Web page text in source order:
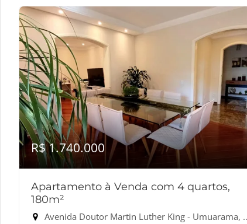
R$ 1.740.000
Apartamento à Venda com 4 quartos,
180m²
Avenida Doutor Martin Luther King - Umuarama, Osasco-SP